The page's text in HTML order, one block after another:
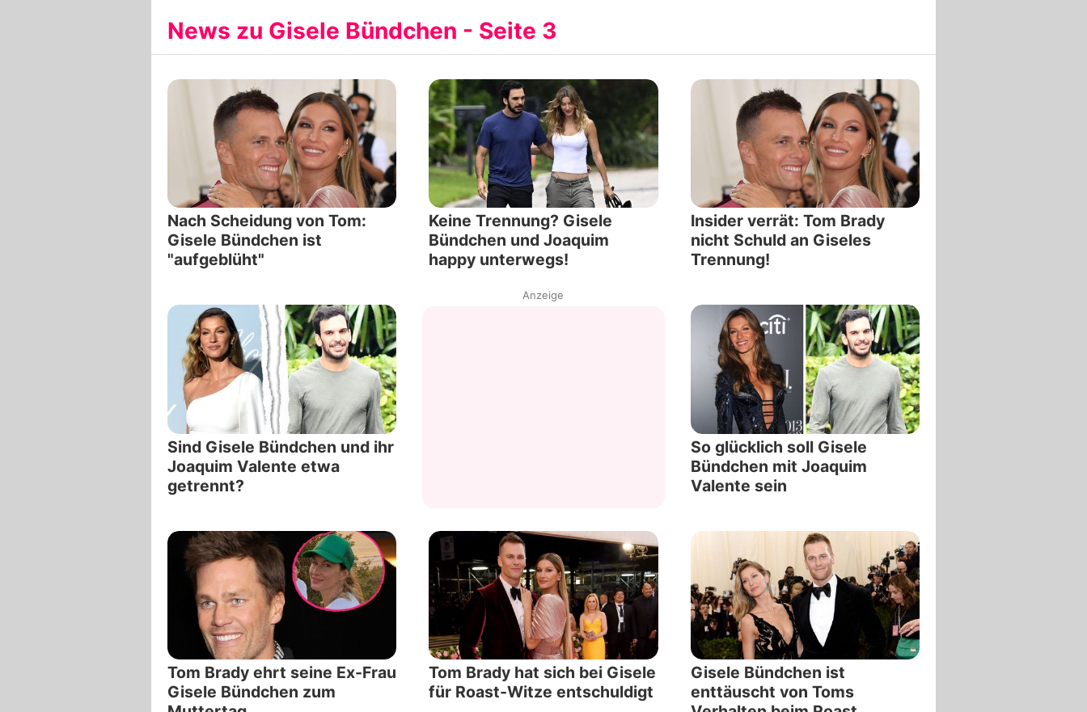
Filme & Serien
Familie & Liebe
Promiflash Exklusiv
Alle Themen auf Promiflash
Jobs
App runterladen
Team
News zu Gisele Bündchen - Seite 3
Nach Scheidung von Tom:
Gisele Bündchen ist
"aufgeblüht"
Keine Trennung? Gisele
Bündchen und Joaquim
happy unterwegs!
Insider verrät: Tom Brady
nicht Schuld an Giseles
Trennung!
Sind Gisele Bündchen und ihr
Joaquim Valente etwa
getrennt?
Anzeige
So glücklich soll Gisele
Bündchen mit Joaquim
Valente sein
Tom Brady ehrt seine Ex-Frau
Gisele Bündchen zum
Tom Brady hat sich bei Gisele
für Roast-Witze entschuldigt
Gisele Bündchen ist
enttäuscht von Toms